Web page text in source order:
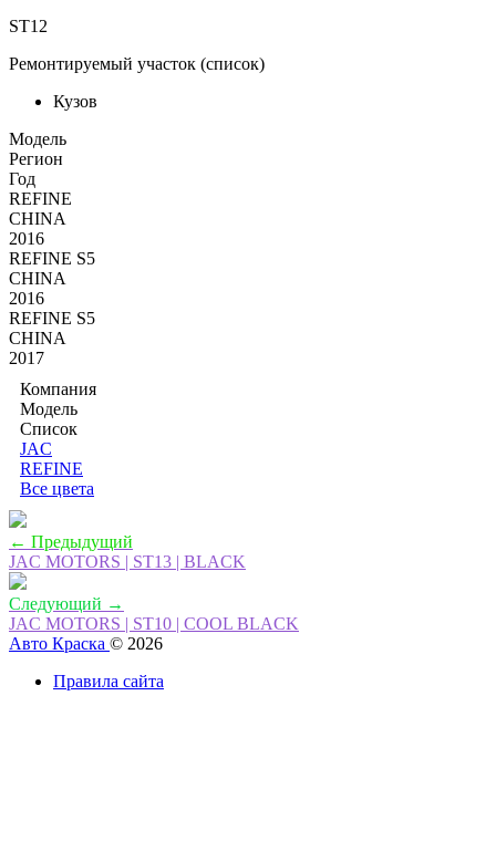
ST12
Ремонтируемый участок (список)
Кузов
Moдель
Регион
Год
REFINE
CHINA
2016
REFINE S5
CHINA
2016
REFINE S5
CHINA
2017
Компания
Модель
Список
JAC
REFINE
Все цвета
← Предыдущий
JAC MOTORS | ST13 | BLACK
Следующий →
JAC MOTORS | ST10 | COOL BLACK
Авто Краска © 2026
Правила сайта